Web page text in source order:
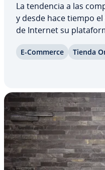
La tendencia a las
y desde hace tiempo
de Internet su
temor ge­ne­ra­li­za­do
E-Commerce Tienda